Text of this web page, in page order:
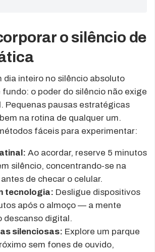
o silêncio de
dia inteiro no silêncio absoluto
o poder do silêncio não exige
Pequenas pausas estratégicas
na rotina de qualquer um.
fáceis para experimentar:
Ao acordar, reserve 5 minutos
silêncio, concentrando-se na
de checar o celular.
tecnologia: Desligue dispositivos
após o almoço — a mente
descanso digital.
silenciosas: Explore um parque
sem fones de ouvido,